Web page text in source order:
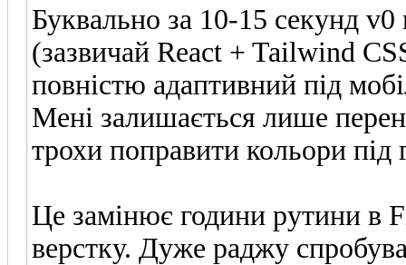
Буквально за 10-15 секунд v0
(зазвичай React + Tailwind
повністю адаптивний під
Мені залишається лише
трохи поправити кольори під
Це замінює години рутини в
верстку. Дуже раджу